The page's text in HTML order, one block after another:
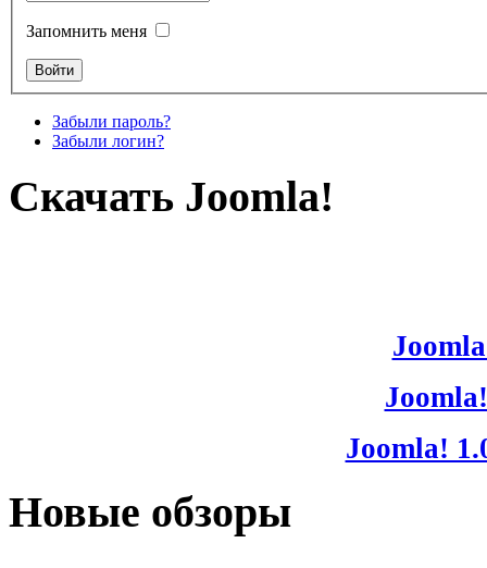
Запомнить меня
Забыли пароль?
Забыли логин?
Скачать Joomla!
Joomla!
Новые обзоры